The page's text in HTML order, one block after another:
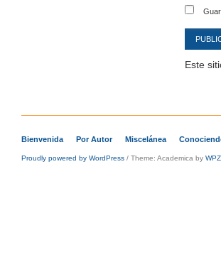
Este
Bienvenida Por Autor Miscelánea
Proudly powered by WordPress / Theme: Academica by